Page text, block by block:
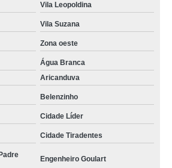
Vila Leopoldina
Vila Suzana
Zona oeste
Água Branca
Aricanduva
Belenzinho
Cidade Líder
Cidade Tiradentes
Engenheiro Goulart